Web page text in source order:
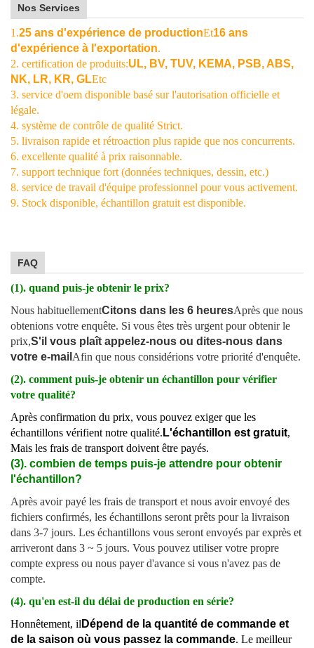
Nos Services
1.25 ans d'expérience de productionEt16 ans
d'expérience à l'exportation.
2. certification de produits:UL, BV, TUV, KEMA, PSB, ABS,
NK, LR, KR, GLEtc
3. service d'oem disponible basé sur l'autorisation officielle et
légale.
4. système de contrôle de qualité Strict.
5. livraison rapide et rétroaction plus rapide que nos concurrents.
6. excellente qualité à prix raisonnable.
7. support technique fort (données techniques, dessin, etc.)
8. service de travail d'équipe professionnel pour vous activement.
9. Stock disponible, échantillon gratuit est disponible.
FAQ
(1). quand puis-je obtenir le prix?
Nous habituellementCitons dans les 6 heuresAprès que nous
obtenions votre enquête. Si vous êtes très urgent pour obtenir le
prix,S'il vous plaît appelez-nous ou dites-nous dans
votre e-mail Afin que nous considérions votre priorité d'enquête.
(2). comment puis-je obtenir un échantillon pour vérifier
votre qualité?
Après confirmation du prix, vous pouvez exiger que les
échantillons vérifient notre qualité. L'échantillon est gratuit,
Mais les frais de transport doivent être payés.
(3). combien de temps puis-je attendre pour obtenir
l'échantillon?
Après avoir payé les frais de transport et nous avoir envoyé des
fichiers confirmés, les échantillons seront prêts pour la livraison
dans 3-7 jours. Les échantillons vous seront envoyés par exprès et
arriveront dans 3 ~ 5 jours. Vous pouvez utiliser votre propre
compte express ou nous payer d'avance si vous n'avez pas de
compte.
(4). qu'en est-il du délai de production en série?
Honnêtement, il Dépend de la quantité de commande et
de la saison où vous passez la commande. Le meilleur